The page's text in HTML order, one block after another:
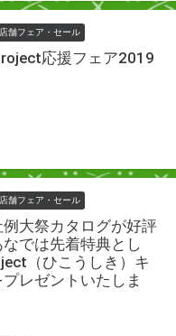
店舗フェア・セール
応援フェア2019
店舗フェア・セール
大祭カタログが好評
では先着特典とし
（ひこうしき）キ
レゼントいたしま